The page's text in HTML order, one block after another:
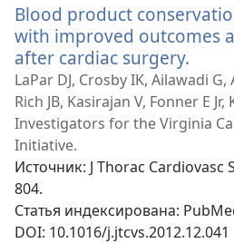
Blood product
with improved outcomes
after cardiac surgery.
в
окне)
LaPar DJ, Crosby IK, Ailawadi G,
Rich JB, Kasirajan V, Fonner E
Investigators for the Virginia
Initiative.
Источник‎: J Thorac Cardiovasc
804.
Статья индексирована‎:
DOI‎: 10.1016/j.jtcvs.2012.12.041